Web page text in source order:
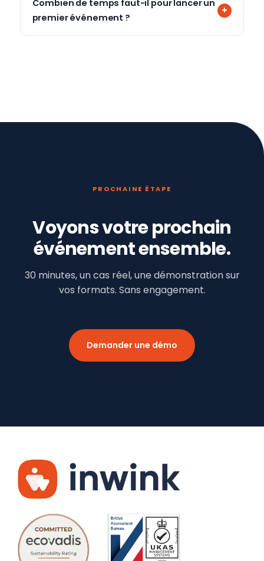
Combien de temps faut-il pour lancer un
premier événement ?
PROCHAINE ÉTAPE
Voyons votre prochain
événement ensemble.
30 minutes, un cas réel, une démonstration sur
vos formats. Sans engagement.
Demander une démo